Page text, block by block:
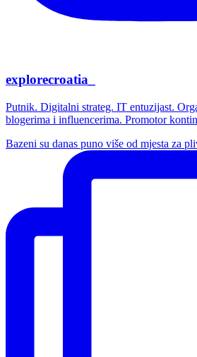
explorecroatia_
Putnik. Digitalni strateg. IT entuzijast.
blogerima i influencerima. Promotor
Bazeni su danas puno više od mjesta za